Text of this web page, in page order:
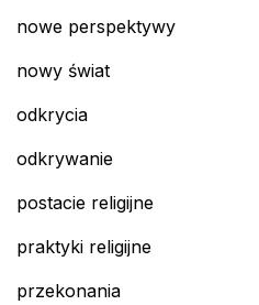
nowe perspektywy
nowy świat
odkrycia
odkrywanie
postacie religijne
praktyki religijne
przekonania